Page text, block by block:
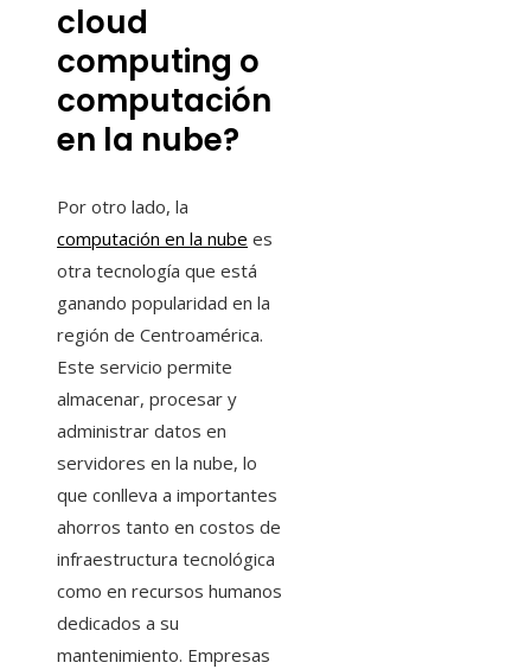
cloud
computing o
computación
en la nube?
Por otro lado, la
computación en la nube es
otra tecnología que está
ganando popularidad en la
región de Centroamérica.
Este servicio permite
almacenar, procesar y
administrar datos en
servidores en la nube, lo
que conlleva a importantes
ahorros tanto en costos de
infraestructura tecnológica
como en recursos humanos
dedicados a su
mantenimiento. Empresas